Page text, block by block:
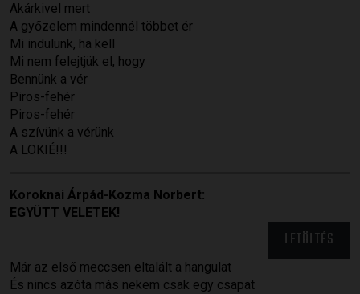
Akárkivel mert
A győzelem mindennél többet ér
Mi indulunk, ha kell
Mi nem felejtjük el, hogy
Bennünk a vér
Piros-fehér
Piros-fehér
A szívünk a vérünk
A LOKIÉ!!!
Koroknai Árpád-Kozma Norbert:
EGYÜTT VELETEK!
LETÖLTÉS
Már az első meccsen eltalált a hangulat
És nincs azóta más nekem csak egy csapat